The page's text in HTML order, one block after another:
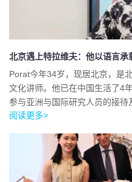
北京遇上特拉维夫：他以语言承
Porat今年34岁，现居北京，是
文化讲师。他已在中国生活了4
参与亚洲与国际研究人员的接待
阅读更多>